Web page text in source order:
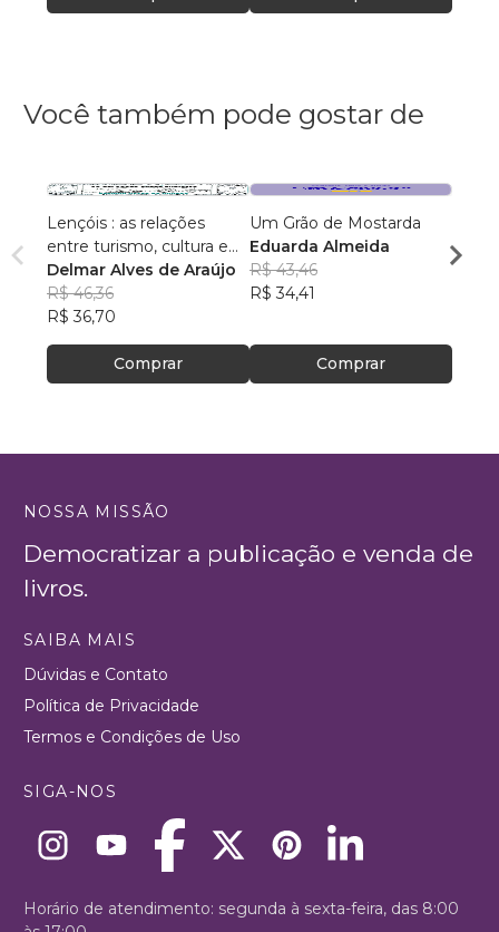
Você também pode gostar de
Lençóis : as relações
entre turismo, cultura e
ambiente
Delmar Alves de Araújo
R$ 46,36
R$ 36,70
Comprar
Um Grão de Mostarda
Eduarda Almeida
R$ 43,46
R$ 34,41
Comprar
Aulas
NOSSA MISSÃO
Democratizar a publicação e venda de
livros.
SAIBA MAIS
Dúvidas e Contato
Política de Privacidade
Termos e Condições de Uso
SIGA-NOS
Horário de atendimento: segunda à sexta-feira, das 8:00